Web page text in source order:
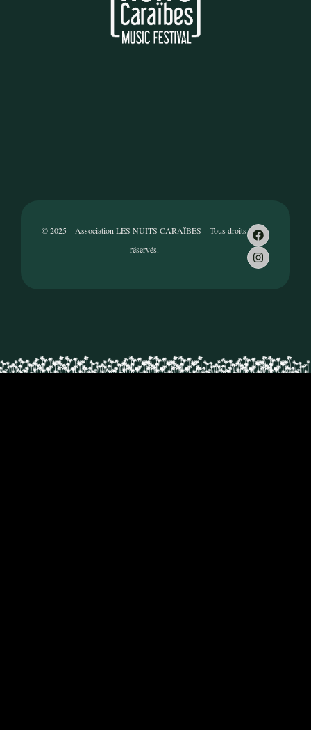
© 2025 – Association LES NUITS CARAÏBES – Tous droits
réservés.